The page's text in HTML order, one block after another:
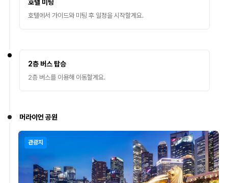
호텔 미팅
호텔에서 가이드와 미팅 후 일정을 시작할게요.
2층 버스 탑승
2층 버스를 이용해 이동할게요.
머라이언 공원
관광지